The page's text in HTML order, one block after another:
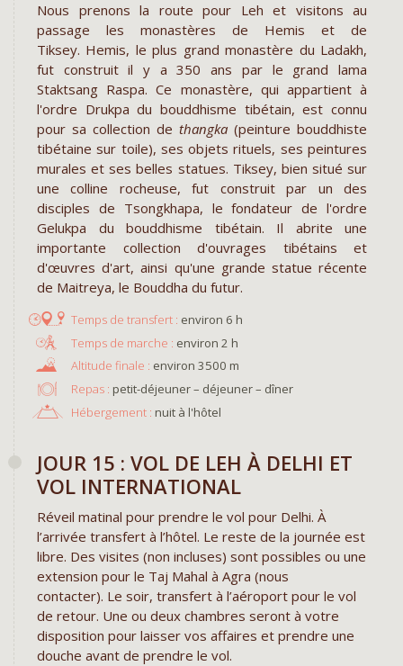
Nous prenons la route pour Leh et visitons au
passage les monastères de Hemis et de
Tiksey. Hemis, le plus grand monastère du Ladakh,
fut construit il y a 350 ans par le grand lama
Staktsang Raspa. Ce monastère, qui appartient à
l'ordre Drukpa du bouddhisme tibétain, est connu
pour sa collection de thangka (peinture bouddhiste
tibétaine sur toile), ses objets rituels, ses peintures
murales et ses belles statues. Tiksey, bien situé sur
une colline rocheuse, fut construit par un des
disciples de Tsongkhapa, le fondateur de l'ordre
Gelukpa du bouddhisme tibétain. Il abrite une
importante collection d'ouvrages tibétains et
d'œuvres d'art, ainsi qu'une grande statue récente
de Maitreya, le Bouddha du futur.
environ 6 h
environ 2 h
environ 3500 m
Repas : petit-déjeuner – déjeuner – dîner
Hébergement : nuit à l'hôtel
JOUR 15 : VOL DE LEH À DELHI ET
VOL INTERNATIONAL
Réveil matinal pour prendre le vol pour Delhi. À
l’arrivée transfert à l’hôtel. Le reste de la journée est
libre. Des visites (non incluses) sont possibles ou une
extension pour le Taj Mahal à Agra (nous
contacter). Le soir, transfert à l’aéroport pour le vol
de retour. Une ou deux chambres seront à votre
disposition pour laisser vos affaires et prendre une
douche avant de prendre le vol.